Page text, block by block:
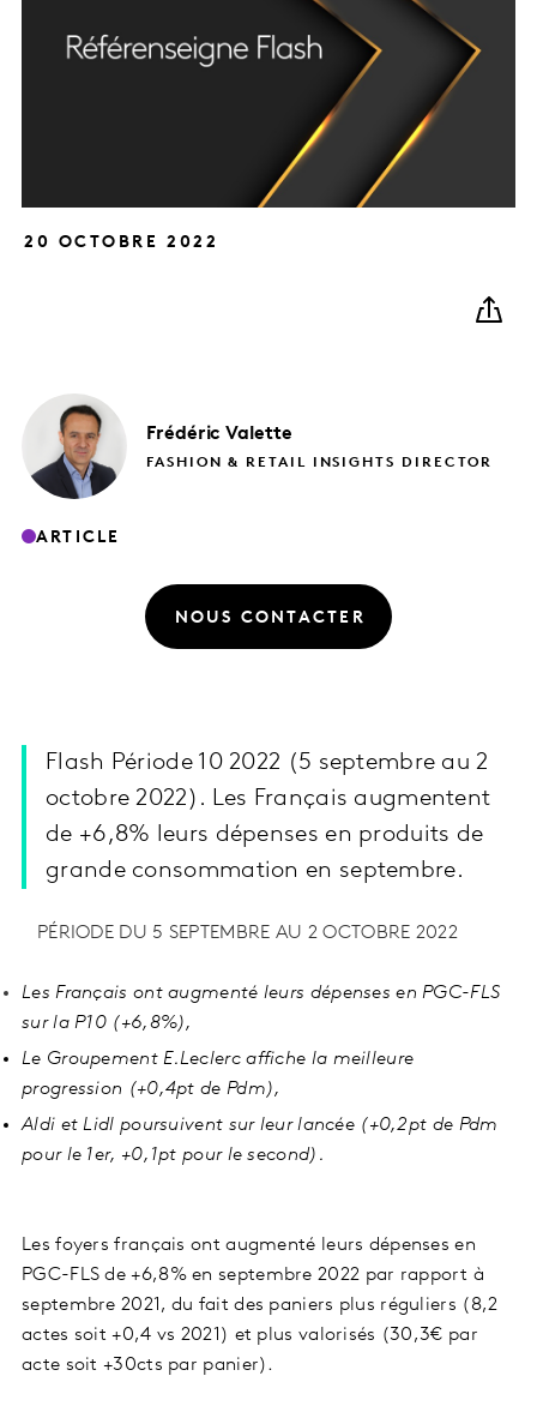
20 OCTOBRE 2022
Frédéric Valette
FASHION & RETAIL INSIGHTS DIRECTOR
ARTICLE
NOUS CONTACTER
Flash Période 10 2022 (5 septembre au 2
octobre 2022). Les Français augmentent
de +6,8% leurs dépenses en produits de
grande consommation en septembre.
PÉRIODE DU 5 SEPTEMBRE AU 2 OCTOBRE 2022
Les Français ont augmenté leurs dépenses en PGC-FLS
sur la P10 (+6,8%),
Le Groupement E.Leclerc affiche la meilleure
progression (+0,4pt de Pdm),
Aldi et Lidl poursuivent sur leur lancée (+0,2pt de Pdm
pour le 1er, +0,1pt pour le second).
Les foyers français ont augmenté leurs dépenses en
PGC-FLS de +6,8% en septembre 2022 par rapport à
septembre 2021, du fait des paniers plus réguliers (8,2
actes soit +0,4 vs 2021) et plus valorisés (30,3€ par
acte soit +30cts par panier).